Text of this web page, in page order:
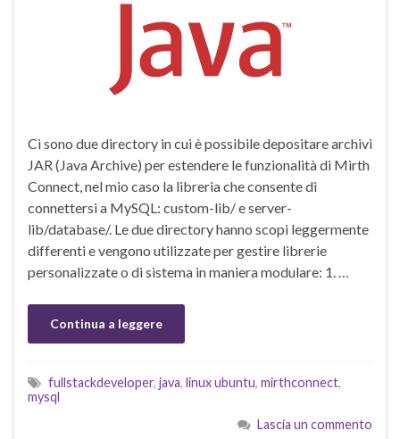
Ci sono due directory in cui è possibile depositare archivi
JAR (Java Archive) per estendere le funzionalità di Mirth
Connect, nel mio caso la libreria che consente di
connettersi a MySQL: custom-lib/ e server-
lib/database/. Le due directory hanno scopi leggermente
differenti e vengono utilizzate per gestire librerie
personalizzate o di sistema in maniera modulare: 1. …
Continua a leggere
fullstackdeveloper, java, linux ubuntu, mirthconnect,
mysql
Lascia un commento